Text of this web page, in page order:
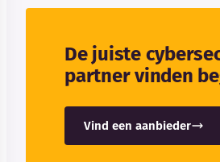
De juiste
partner vinden
Vind een aanbieder